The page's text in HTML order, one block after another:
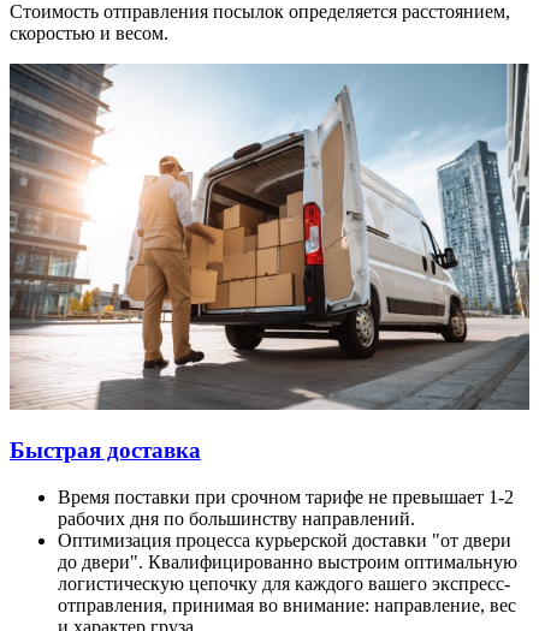
Стоимость отправления посылок определяется расстоянием,
скоростью и весом.
Быстрая доставка
Время поставки при срочном тарифе не превышает 1-2
рабочих дня по большинству направлений.
Оптимизация процесса курьерской доставки "от двери
до двери". Квалифицированно выстроим оптимальную
логистическую цепочку для каждого вашего экспресс-
отправления, принимая во внимание: направление, вес
и характер груза.